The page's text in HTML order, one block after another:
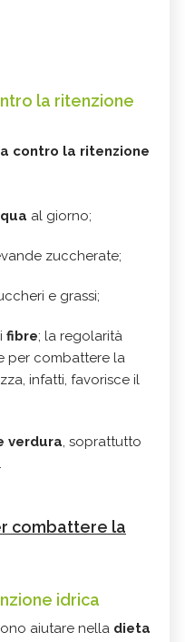
la ritenzione
contro la ritenzione
al giorno;
zuccherate;
e grassi;
fibre; la regolarità
per combattere la
infatti, favorisce il
verdura, soprattutto
.
combattere la
idrica
aiutare nella dieta